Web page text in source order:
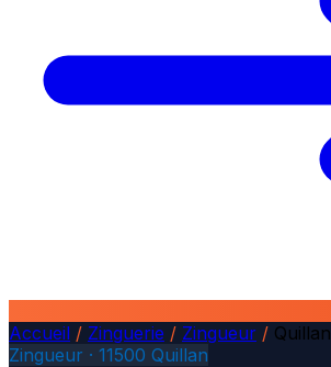
Accueil / Zinguerie / Zingueur / Quillan
Zingueur · 11500 Quillan